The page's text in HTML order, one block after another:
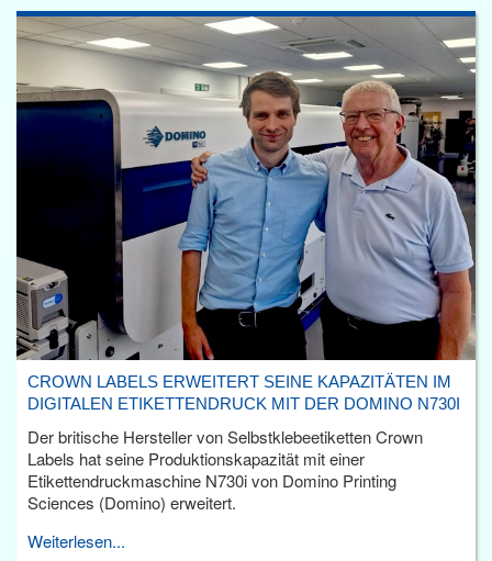
CROWN LABELS ERWEITERT SEINE KAPAZITÄTEN IM
DIGITALEN ETIKETTENDRUCK MIT DER DOMINO N730I
Der britische Hersteller von Selbstklebeetiketten Crown
Labels hat seine Produktionskapazität mit einer
Etikettendruckmaschine N730i von Domino Printing
Sciences (Domino) erweitert.
Weiterlesen...